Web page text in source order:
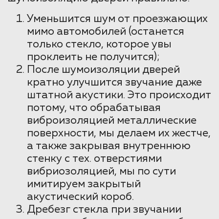
Уменьшится шум от проезжающих
мимо автомобилей (останется
только стекло, которое увы
проклеить не получится);
После шумоизоляции дверей
кратно улучшится звучание даже
штатной акустики. Это происходит
потому, что обрабатывая
виброизоляцией металлические
поверхности, мы делаем их жестче,
а также закрывая внутреннюю
стенку с тех. отверстиями
вибриозоляцией, мы по сути
имитируем закрытый
акустический короб.
Дребезг стекла при звучании